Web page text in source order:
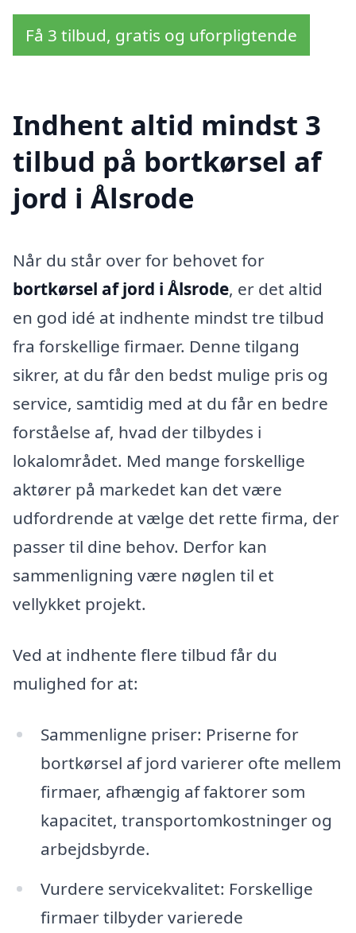
Få 3 tilbud, gratis og uforpligtende
Indhent altid mindst 3
tilbud på bortkørsel af
jord i Ålsrode
Når du står over for behovet for
bortkørsel af jord i Ålsrode, er det altid
en god idé at indhente mindst tre tilbud
fra forskellige firmaer. Denne tilgang
sikrer, at du får den bedst mulige pris og
service, samtidig med at du får en bedre
forståelse af, hvad der tilbydes i
lokalområdet. Med mange forskellige
aktører på markedet kan det være
udfordrende at vælge det rette firma, der
passer til dine behov. Derfor kan
sammenligning være nøglen til et
vellykket projekt.
Ved at indhente flere tilbud får du
mulighed for at:
Sammenligne priser: Priserne for
bortkørsel af jord varierer ofte mellem
firmaer, afhængig af faktorer som
kapacitet, transportomkostninger og
arbejdsbyrde.
Vurdere servicekvalitet: Forskellige
firmaer tilbyder varierede